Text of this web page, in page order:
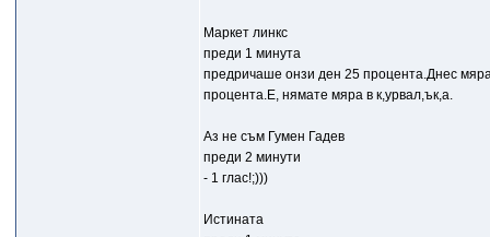
Маркет линкс
преди 1 минута
предричаше онзи ден 25 процента.Днес
процента.Е, нямате мяра в к,уpвaл,ък,а.
Aз не съм Гумен Гадев
преди 2 минути
- 1 глас!;)))
Истината